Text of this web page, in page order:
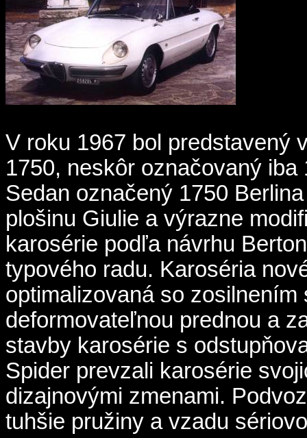
V roku 1967 bol predstavený
1750, neskôr označovaný
Sedan označený 1750
plošinu Giulie a výrazne
karosérie podľa návrhu
typového radu. Karoséria
optimalizovaná so
deformovateľnou prednou a
stavby karosérie s
Spider prevzali karosérie
dizajnovými zmenami.
tuhšie pružiny a vzadu